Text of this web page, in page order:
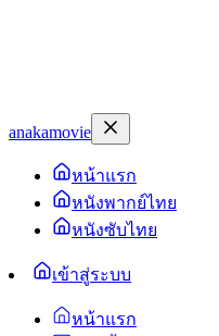
anakamovie
หน้าแรก
หนังพากย์ไทย
หนังซับไทย
เข้าสู่ระบบ
หน้าแรก